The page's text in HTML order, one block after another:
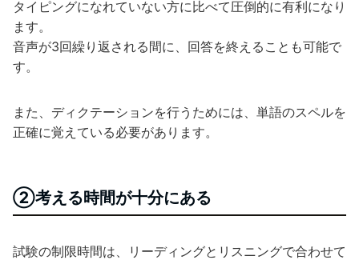
タイピングになれていない方に比べて圧倒的に有利になり
ます。
音声が3回繰り返される間に、回答を終えることも可能で
す。
また、ディクテーションを行うためには、単語のスペルを
正確に覚えている必要があります。
②考える時間が十分にある
試験の制限時間は、リーディングとリスニングで合わせて